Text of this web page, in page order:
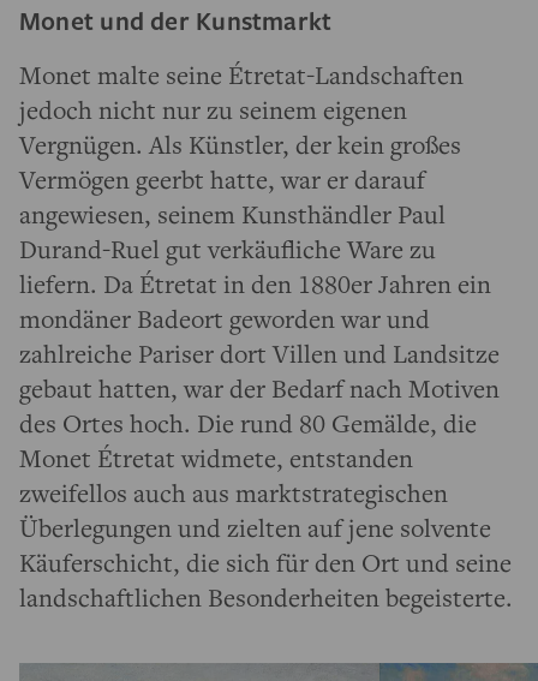
Monet und der Kunstmarkt
Monet malte seine Étretat-Landschaften
jedoch nicht nur zu seinem eigenen
Vergnügen. Als Künstler, der kein großes
Vermögen geerbt hatte, war er darauf
angewiesen, seinem Kunsthändler Paul
Durand-Ruel gut verkäufliche Ware zu
liefern. Da Étretat in den 1880er Jahren ein
mondäner Badeort geworden war und
zahlreiche Pariser dort Villen und Landsitze
gebaut hatten, war der Bedarf nach Motiven
des Ortes hoch. Die rund 80 Gemälde, die
Monet Étretat widmete, entstanden
zweifellos auch aus marktstrategischen
Überlegungen und zielten auf jene solvente
Käuferschicht, die sich für den Ort und seine
landschaftlichen Besonderheiten begeisterte.